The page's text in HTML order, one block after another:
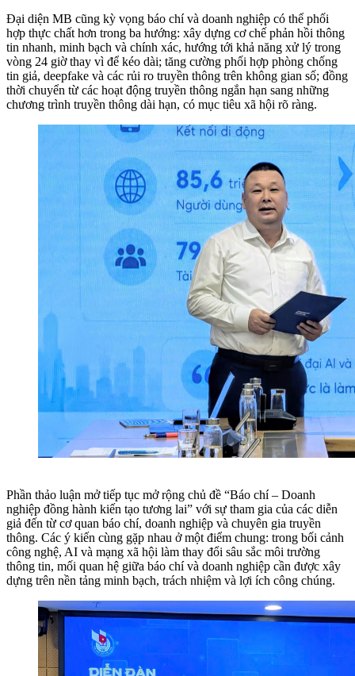
Đại diện MB cũng kỳ vọng báo chí và doanh nghiệp có thể phối
hợp thực chất hơn trong ba hướng: xây dựng cơ chế phản hồi thông
tin nhanh, minh bạch và chính xác, hướng tới khả năng xử lý trong
vòng 24 giờ thay vì để kéo dài; tăng cường phối hợp phòng chống
tin giả, deepfake và các rủi ro truyền thông trên không gian số; đồng
thời chuyển từ các hoạt động truyền thông ngắn hạn sang những
chương trình truyền thông dài hạn, có mục tiêu xã hội rõ ràng.
Phần thảo luận mở tiếp tục mở rộng chủ đề “Báo chí – Doanh
nghiệp đồng hành kiến tạo tương lai” với sự tham gia của các diễn
giả đến từ cơ quan báo chí, doanh nghiệp và chuyên gia truyền
thông. Các ý kiến cùng gặp nhau ở một điểm chung: trong bối cảnh
công nghệ, AI và mạng xã hội làm thay đổi sâu sắc môi trường
thông tin, mối quan hệ giữa báo chí và doanh nghiệp cần được xây
dựng trên nền tảng minh bạch, trách nhiệm và lợi ích công chúng.